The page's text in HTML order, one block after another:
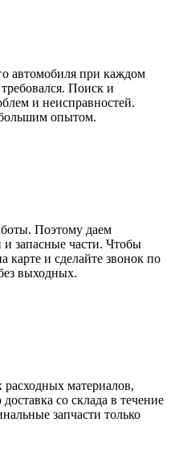
автомобиля при каждом
Поиск и
и неисправностей.
опытом.
Поэтому даем
запасные части. Чтобы
карте и сделайте звонок по
выходных.
материалов,
со склада в течение
запчасти только